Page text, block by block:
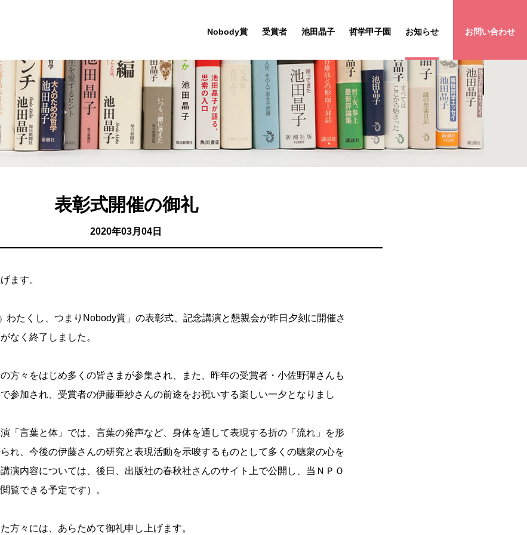
Nobody賞 受賞者 池田晶子 哲学甲子園 お知らせ お問い合わせ
表彰式開催の御礼
2020年03月04日
ます。
わたくし、つまりNobody賞」の表彰式、記念講演と懇親会が昨日夕刻に開催さ
なく終了しました。
方々をはじめ多くの皆さまが参集され、また、昨年の受賞者・小佐野彈さんも
参加され、受賞者の伊藤亜紗さんの前途をお祝いする楽しい一夕となりまし
「言葉と体」では、言葉の発声など、身体を通して表現する折の「流れ」を形
れ、今後の伊藤さんの研究と表現活動を示唆するものとして多くの聴衆の心を
演内容については、後日、出版社の春秋社さんのサイト上で公開し、当ＮＰＯ
覧できる予定です）。
方々には、あらためて御礼申し上げます。